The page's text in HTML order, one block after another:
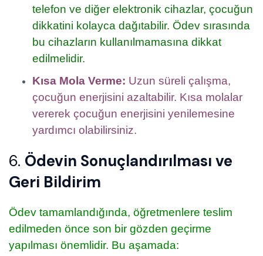
telefon ve diğer elektronik cihazlar, çocuğun
dikkatini kolayca dağıtabilir. Ödev sırasında
bu cihazların kullanılmamasına dikkat
edilmelidir.
Kısa Mola Verme: Uzun süreli çalışma,
çocuğun enerjisini azaltabilir. Kısa molalar
vererek çocuğun enerjisini yenilemesine
yardımcı olabilirsiniz.
6. Ödevin Sonuçlandırılması ve
Geri Bildirim
Ödev tamamlandığında, öğretmenlere teslim
edilmeden önce son bir gözden geçirme
yapılması önemlidir. Bu aşamada: